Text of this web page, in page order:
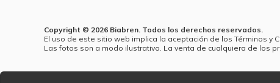
Copyright © 2026 Biabren. Todos los derechos reservados.
El uso de este sitio web implica la aceptación de los Términos y
Las fotos son a modo ilustrativo. La venta de cualquiera de los